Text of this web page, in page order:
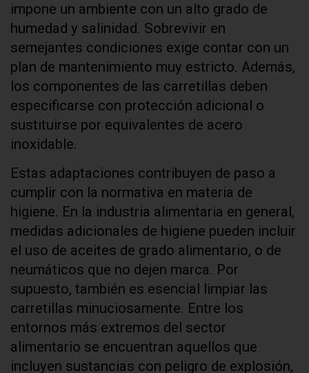
impone un ambiente con un alto grado de
humedad y salinidad. Sobrevivir en
semejantes condiciones exige contar con un
plan de mantenimiento muy estricto. Además,
los componentes de las carretillas deben
especificarse con protección adicional o
sustituirse por equivalentes de acero
inoxidable.
Estas adaptaciones contribuyen de paso a
cumplir con la normativa en materia de
higiene. En la industria alimentaria en general,
medidas adicionales de higiene pueden incluir
el uso de aceites de grado alimentario, o de
neumáticos que no dejen marca. Por
supuesto, también es esencial limpiar las
carretillas minuciosamente. Entre los
entornos más extremos del sector
alimentario se encuentran aquellos que
incluyen sustancias con peligro de explosión,